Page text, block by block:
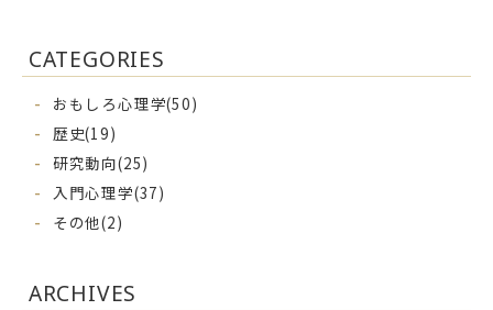
CATEGORIES
おもしろ心理学(50)
歴史(19)
研究動向(25)
入門心理学(37)
その他(2)
ARCHIVES